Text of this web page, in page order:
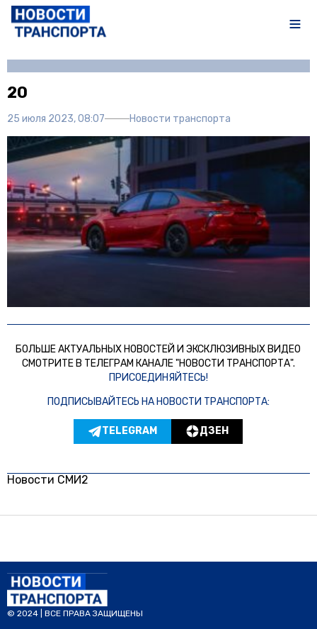
20
25 июля 2023, 08:07 Новости транспорта
БОЛЬШЕ АКТУАЛЬНЫХ НОВОСТЕЙ И ЭКСКЛЮЗИВНЫХ ВИДЕО
СМОТРИТЕ В ТЕЛЕГРАМ КАНАЛЕ "НОВОСТИ ТРАНСПОРТА".
ПРИСОЕДИНЯЙТЕСЬ!
ПОДПИСЫВАЙТЕСЬ НА НОВОСТИ ТРАНСПОРТА:
TELEGRAM ДЗЕН
Новости СМИ2
© 2024 | ВСЕ ПРАВА ЗАЩИЩЕНЫ